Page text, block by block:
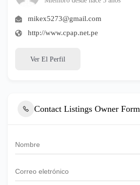
mikex5273@gmail.com
http://www.cpap.net.pe
Ver El Perfil
Contact Listings Owner Form